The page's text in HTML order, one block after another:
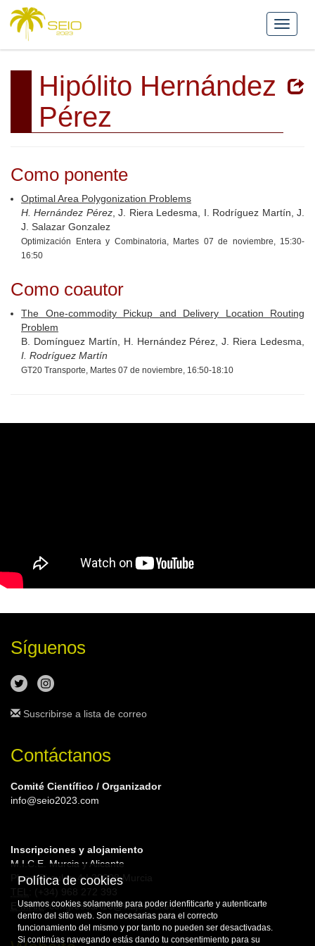
Hipólito Hernández
Pérez
Como ponente
Optimal Area Polygonization Problems
H. Hernández Pérez, J. Riera Ledesma, I. Rodríguez Martín, J.
J. Salazar Gonzalez
Optimización Entera y Combinatoria, Martes 07 de noviembre, 15:30-
16:50
Como coautor
The One-commodity Pickup and Delivery Location Routing
Problem
B. Domínguez Martín, H. Hernández Pérez, J. Riera Ledesma,
I. Rodríguez Martín
GT20 Transporte, Martes 07 de noviembre, 16:50-18:10
Síguenos
Suscribirse a lista de correo
Contáctanos
Comité Científico / Organizador
info@seio2023.com
Inscripciones y alojamiento
M.I.C.E. Murcia y Alicante
Plaza Circular, 4 | 30008 Murcia
E-MAIL: congresosA10@viajeseci.es
Política de cookies
Usamos cookies solamente para poder idenfiticarte y autenticarte
dentro del sitio web. Son necesarias para el correcto
funcionamiento del mismo y por tanto no pueden ser desactivadas.
Si continúas navegando estás dando tu consentimiento para su